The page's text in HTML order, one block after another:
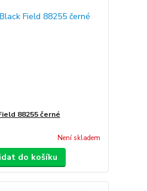
88255 černé
Není skladem
do košíku